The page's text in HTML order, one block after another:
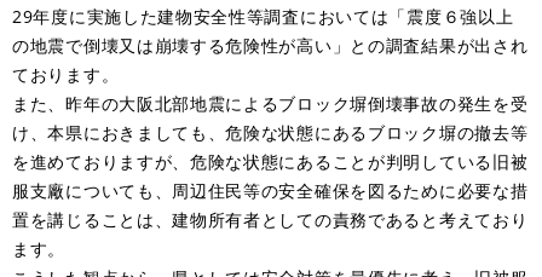
29年度に実施した建物安全性等調査においては「震度６強以上
の地震で倒壊又は崩壊する危険性が高い」との調査結果が出され
ております。
また、昨年の大阪北部地震によるブロック塀倒壊事故の発生を受
け、本県におきましても、危険な状態にあるブロック塀の撤去等
を進めておりますが、危険な状態にあることが判明している旧被
服支廠についても、周辺住民等の安全確保を図るために必要な措
置を講じることは、建物所有者としての責務であると考えており
ます。